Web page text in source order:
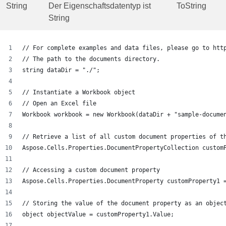
String
Der Eigenschaftsdatentyp ist
String
ToString
// For complete examples and data files, please go to
// The path to the documents directory.
string dataDir = "./";
// Instantiate a Workbook object
// Open an Excel file
Workbook workbook = new Workbook(dataDir + "sample-
// Retrieve a list of all custom document properties of
Aspose.Cells.Properties.DocumentPropertyCollection
// Accessing a custom document property
Aspose.Cells.Properties.DocumentProperty
// Storing the value of the document property as an
object objectValue = customProperty1.Value;